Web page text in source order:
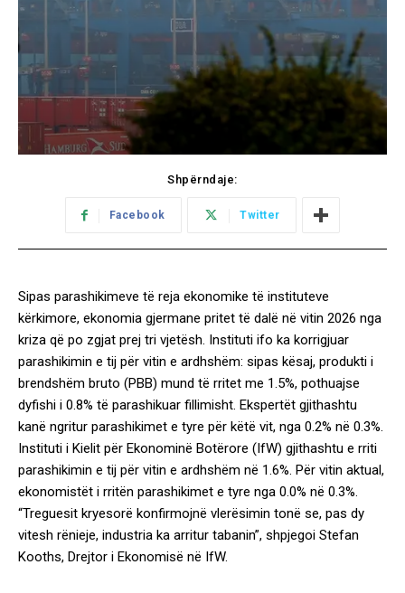
Shpërndaje:
Facebook Twitter
Sipas parashikimeve të reja ekonomike të instituteve
kërkimore, ekonomia gjermane pritet të dalë në vitin 2026 nga
kriza që po zgjat prej tri vjetësh. Instituti ifo ka korrigjuar
parashikimin e tij për vitin e ardhshëm: sipas kësaj, produkti i
brendshëm bruto (PBB) mund të rritet me 1.5%, pothuajse
dyfishi i 0.8% të parashikuar fillimisht. Ekspertët gjithashtu
kanë ngritur parashikimet e tyre për këtë vit, nga 0.2% në 0.3%.
Instituti i Kielit për Ekonominë Botërore (IfW) gjithashtu e rriti
parashikimin e tij për vitin e ardhshëm në 1.6%. Për vitin aktual,
ekonomistët i rritën parashikimet e tyre nga 0.0% në 0.3%.
“Treguesit kryesorë konfirmojnë vlerësimin tonë se, pas dy
vitesh rënieje, industria ka arritur tabanin”, shpjegoi Stefan
Kooths, Drejtor i Ekonomisë në IfW.